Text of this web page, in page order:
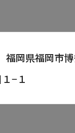
岡県福岡市
−１